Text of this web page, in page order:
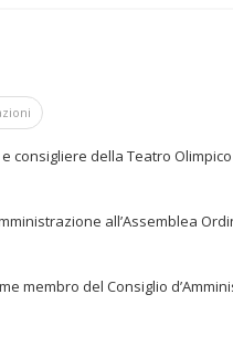
consigliere della Teatro
all’Assemblea
membro del Consiglio